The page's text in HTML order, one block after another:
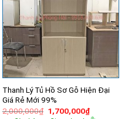
Thanh Lý Tủ Hồ Sơ Gỗ Hiện Đại
Giá Rẻ Mới 99%
2,000,000₫ Giá
1,700,000₫Giá